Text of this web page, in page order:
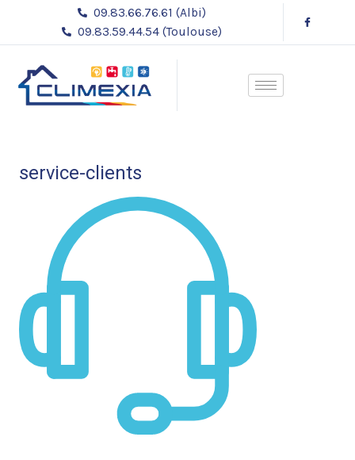
contenu
09.83.66.76.61 (Albi)
09.83.59.44.54 (Toulouse)
service-clients